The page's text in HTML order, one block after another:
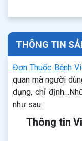
THÔNG TIN
Đơn Thuốc Bệnh
quan mà người
dụng, chỉ
như sau:
Thông tin